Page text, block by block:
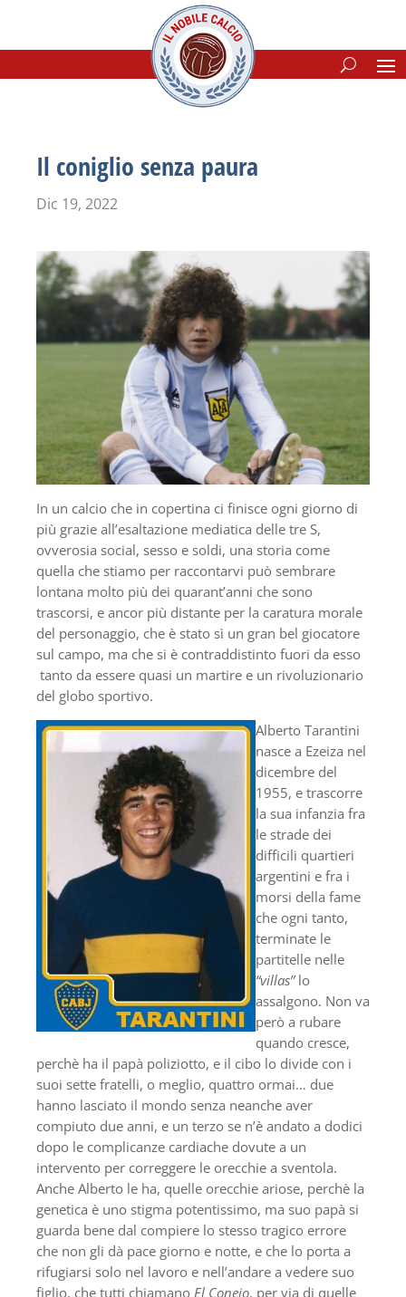
Il coniglio senza paura
Dic 19, 2022
In un calcio che in copertina ci finisce ogni giorno di
più grazie all’esaltazione mediatica delle tre S,
ovverosia social, sesso e soldi, una storia come
quella che stiamo per raccontarvi può sembrare
lontana molto più dei quarant’anni che sono
trascorsi, e ancor più distante per la caratura morale
del personaggio, che è stato sì un gran bel giocatore
sul campo, ma che si è contraddistinto fuori da esso
tanto da essere quasi un martire e un rivoluzionario
del globo sportivo.
Alberto Tarantini
nasce a Ezeiza nel
dicembre del
1955, e trascorre
la sua infanzia fra
le strade dei
difficili quartieri
argentini e fra i
morsi della fame
che ogni tanto,
terminate le
partitelle nelle
“villas”lo
assalgono. Non va
però a rubare
quando cresce,
perchè ha il papà poliziotto, e il cibo lo divide con i
suoi sette fratelli, o meglio, quattro ormai… due
hanno lasciato il mondo senza neanche aver
compiuto due anni, e un terzo se n’è andato a dodici
dopo le complicanze cardiache dovute a un
intervento per correggere le orecchie a sventola.
Anche Alberto le ha, quelle orecchie ariose, perchè la
genetica è uno stigma potentissimo, ma suo papà si
guarda bene dal compiere lo stesso tragico errore
che non gli dà pace giorno e notte, e che lo porta a
rifugiarsi solo nel lavoro e nell’andare a vedere suo
figlio, che tutti chiamano El Conejo, per via di quelle